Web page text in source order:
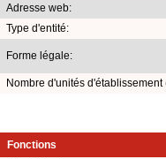
Adresse web:
Type d'entité:
Forme légale:
Nombre d'unités d'établissement
Fonctions